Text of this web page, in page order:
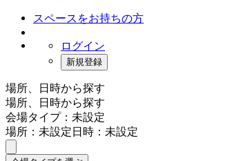
スペースをお持ちの方
ログイン
新規登録
場所、日時から探す
場所、日時から探す
会場タイプ：未設定
場所：未設定日時：未設定